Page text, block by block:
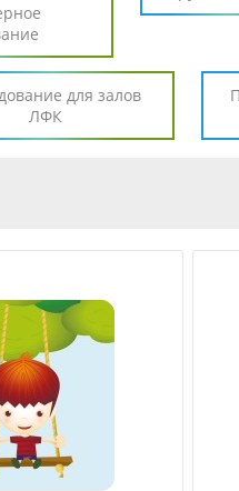
для залов
ЛФК